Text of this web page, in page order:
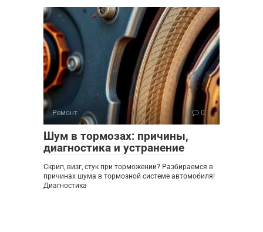
Ремонт 0
Шум в тормозах: причины,
диагностика и устранение
Скрип, визг, стук при торможении? Разбираемся в
причинах шума в тормозной системе автомобиля!
Диагностика